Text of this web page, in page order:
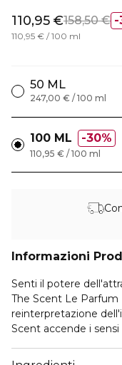
110,95 €158,50 €
110,95 € / 100 ml
50 ML
247,00 € / 100 ml
100 ML 30%
110,95 € / 100 ml
Informazioni
Senti il potere
The Scent Le
reinterpretazione
Scent accende i
impossibile resistere.